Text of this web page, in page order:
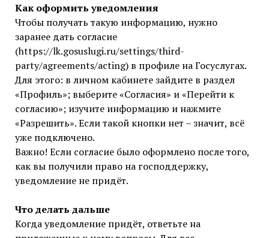
Как оформить уведомления
Чтобы получать такую информацию, нужно
заранее дать согласие
(https://lk.gosuslugi.ru/settings/third-
party/agreements/acting) в профиле на Госуслугах.
Для этого: в личном кабинете зайдите в раздел
«Профиль»; выберите «Согласия» и «Перейти к
согласию»; изучите информацию и нажмите
«Разрешить». Если такой кнопки нет – значит, всё
уже подключено.
Важно! Если согласие было оформлено после того,
как вы получили право на господдержку,
уведомление не придёт.
Что делать дальше
Когда уведомление придёт, ответьте на